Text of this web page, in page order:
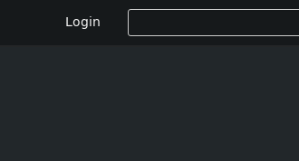
Login